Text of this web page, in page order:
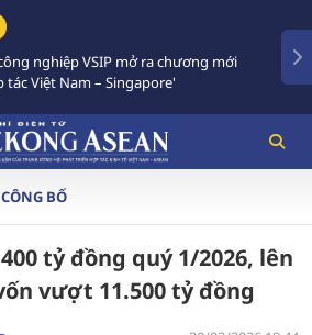
Việt Nam - Thái Lan nhất trí triển
Chiến lược 'Ba kết nối'
BỐ
tỷ đồng quý 1/2026, lên
vượt 11.500 tỷ đồng